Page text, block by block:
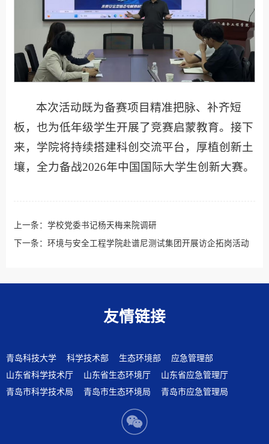
本次活动既为备赛项目精准把脉、补齐短
板，也为低年级学生开展了竞赛启蒙教育。接下
来，学院将持续搭建科创交流平台，厚植创新土
壤，全力备战2026年中国国际大学生创新大赛。
上一条： 学校党委书记杨天梅来院调研
下一条： 环境与安全工程学院赴谱尼测试集团开展访企拓岗活动
友情链接
青岛科技大学 科学技术部 生态环境部
应急管理部
山东省科学技术厅
山东省生态环境厅
山东省应急管理厅
青岛市科学技术局
青岛市生态环境局 青岛市应急管理局